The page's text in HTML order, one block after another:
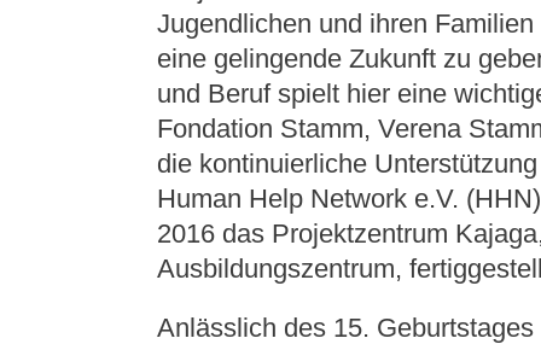
Jugendlichen und ihren
eine gelingende Zukunft zu
und Beruf spielt hier eine
Fondation Stamm, Verena
die kontinuierliche
Human Help Network e.V.
2016 das Projektzentrum
Ausbildungszentrum,
Anlässlich des 15.